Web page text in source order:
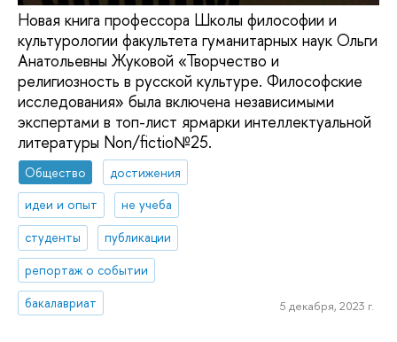
Новая книга профессора Школы философии и
культурологии факультета гуманитарных наук Ольги
Анатольевны Жуковой «Творчество и
религиозность в русской культуре. Философские
исследования» была включена независимыми
экспертами в топ-лист ярмарки интеллектуальной
литературы Non/fictio№25.
Общество
достижения
идеи и опыт
не учеба
студенты
публикации
репортаж о событии
бакалавриат
5 декабря, 2023 г.